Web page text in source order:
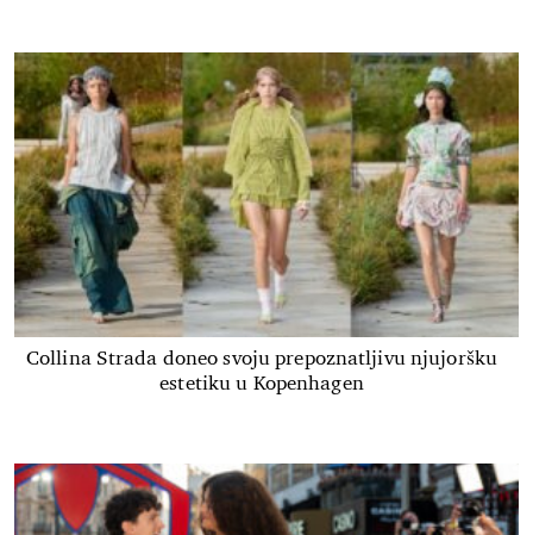
Collina Strada doneo svoju prepoznatljivu njujoršku
estetiku u Kopenhagen